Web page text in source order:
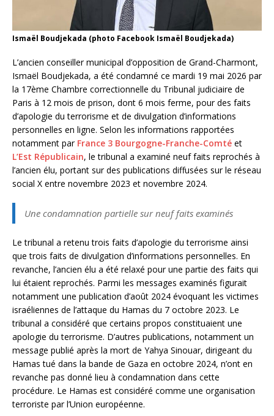
Ismaël Boudjekada (photo Facebook Ismaël Boudjekada)
L’ancien conseiller municipal d’opposition de Grand-Charmont,
Ismaël Boudjekada, a été condamné ce mardi 19 mai 2026 par
la 17ème Chambre correctionnelle du Tribunal judiciaire de
Paris à 12 mois de prison, dont 6 mois ferme, pour des faits
d’apologie du terrorisme et de divulgation d’informations
personnelles en ligne. Selon les informations rapportées
notamment par France 3 Bourgogne-Franche-Comté et
L’Est Républicain, le tribunal a examiné neuf faits reprochés à
l’ancien élu, portant sur des publications diffusées sur le réseau
social X entre novembre 2023 et novembre 2024.
Une condamnation partielle sur neuf faits examinés
Le tribunal a retenu trois faits d’apologie du terrorisme ainsi
que trois faits de divulgation d’informations personnelles. En
revanche, l’ancien élu a été relaxé pour une partie des faits qui
lui étaient reprochés. Parmi les messages examinés figurait
notamment une publication d’août 2024 évoquant les victimes
israéliennes de l’attaque du Hamas du 7 octobre 2023. Le
tribunal a considéré que certains propos constituaient une
apologie du terrorisme. D’autres publications, notamment un
message publié après la mort de Yahya Sinouar, dirigeant du
Hamas tué dans la bande de Gaza en octobre 2024, n’ont en
revanche pas donné lieu à condamnation dans cette
procédure. Le Hamas est considéré comme une organisation
terroriste par l’Union européenne.